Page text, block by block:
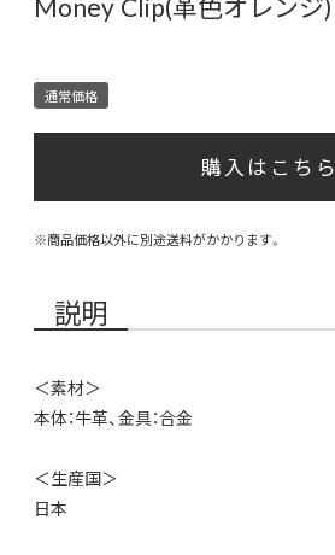
通常価格
購入はこちら
※商品価格以外に別途送料がかかります。
説明
＜素材＞
本体：牛革、金具：合金
＜生産国＞
日本